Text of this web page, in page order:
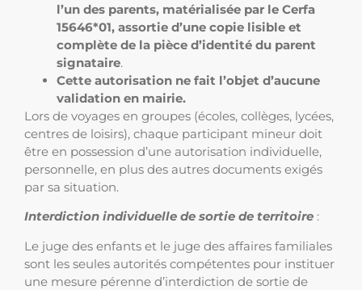
l’un des parents, matérialisée par le Cerfa
15646*01, assortie d’une copie lisible et
complète de la pièce d’identité du parent
signataire.
Cette autorisation ne fait l’objet d’aucune
validation en mairie.
Lors de voyages en groupes (écoles, collèges, lycées,
centres de loisirs), chaque participant mineur doit
être en possession d’une autorisation individuelle,
personnelle, en plus des autres documents exigés
par sa situation.
Interdiction individuelle de sortie de territoire :
Le juge des enfants et le juge des affaires familiales
sont les seules autorités compétentes pour instituer
une mesure pérenne d’interdiction de sortie de